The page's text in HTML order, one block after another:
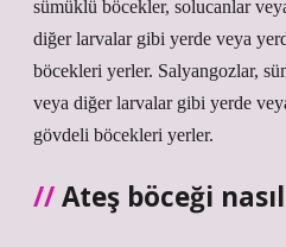
sümüklü böcekler, solucanlar
diğer larvalar gibi yerde veya
böcekleri yerler. Salyangozlar,
veya diğer larvalar gibi yerde
gövdeli böcekleri yerler.
Ateş böceği